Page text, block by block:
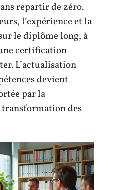
repartir de zéro.
l’expérience et la
le diplôme long, à
certification
L’actualisation
devient
par la
des